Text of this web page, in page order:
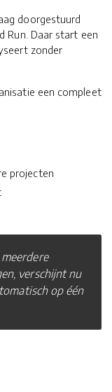
doorgestuurd
Run. Daar start een
zonder
een compleet
projecten
verschijnt nu
op één